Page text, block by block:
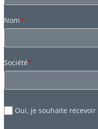
Nom*
Société*
Oui, je souhaite recevoir